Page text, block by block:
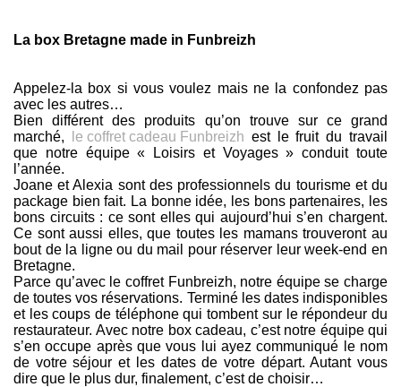
La box Bretagne made in Funbreizh
Appelez-la box si vous voulez mais ne la confondez pas
avec les autres…
Bien différent des produits qu’on trouve sur ce grand
marché,
le coffret cadeau Funbreizh est le fruit du travail
que notre équipe « Loisirs et Voyages » conduit toute
l’année.
Joane et Alexia sont des professionnels du tourisme et du
package bien fait. La bonne idée, les bons partenaires, les
bons circuits : ce sont elles qui aujourd’hui s’en chargent.
Ce sont aussi elles, que toutes les mamans trouveront au
bout de la ligne ou du mail pour réserver leur week-end en
Bretagne.
Parce qu’avec le coffret Funbreizh, notre équipe se charge
de toutes vos réservations. Terminé les dates indisponibles
et les coups de téléphone qui tombent sur le répondeur du
restaurateur. Avec notre box cadeau, c’est notre équipe qui
s’en occupe après que vous lui ayez communiqué le nom
de votre séjour et les dates de votre départ. Autant vous
dire que le plus dur, finalement, c’est de choisir…